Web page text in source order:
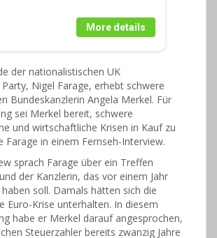
More details
der nationalistischen UK
Nigel Farage, erhebt schwere
Bundeskanzlerin Angela Merkel. Für
sei Merkel bereit, schwere
und wirtschaftliche Krisen in Kauf zu
Farage in einem Fernseh-Interview.
sprach Farage über ein Treffen
der Kanzlerin, das vor einem Jahr
soll. Damals hätten sich die
Euro-Krise unterhalten. In diesem
habe er Merkel darauf angesprochen,
Steuerzahler bereits zwanzig Jahre